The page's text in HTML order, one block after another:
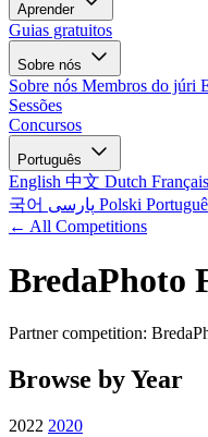
Aprender
Guias gratuitos
Sobre nós
Sobre nós Membros do júri
Sessões
Concursos
Português
English 中文 Dutch Français
국어
Polski
← All Competitions
BredaPhoto
Partner competition:
Browse by Year
2022 2020